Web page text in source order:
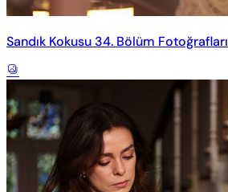
Sandık Kokusu 34. Bölüm Fotoğrafları